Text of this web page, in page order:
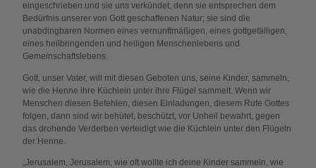
eingeschrieben und sie uns verkündet; denn sie entsprechen dem
Bedürfnis unserer von Gott geschaffenen Natur; sie sind die
unabdingbaren Normen eines vernunftmäßigen, eines gottgefälligen,
eines heilbringenden und heiligen Menschenlebens und
Gemeinschaftslebens.
Gott, unser Vater, will mit diesen Geboten uns, seine Kinder, sammeln,
wie die Henne ihre Küchlein unter ihre Flügel sammelt. Wenn wir
Menschen diesen Befehlen, diesen Einladungen, diesem Rufe Gottes
folgen, dann sind wir behütet, beschützt, vor Unheil bewahrt, gegen
das drohende Verderben verteidigt wie die Küchlein unter den Flügeln
der Henne.
„Jerusalem, Jerusalem, wie oft wollte ich deine Kinder sammeln, wie